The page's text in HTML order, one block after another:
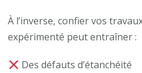
À l’inverse, confier vos
expérimenté peut entraîner :
Des défauts d’étanchéité